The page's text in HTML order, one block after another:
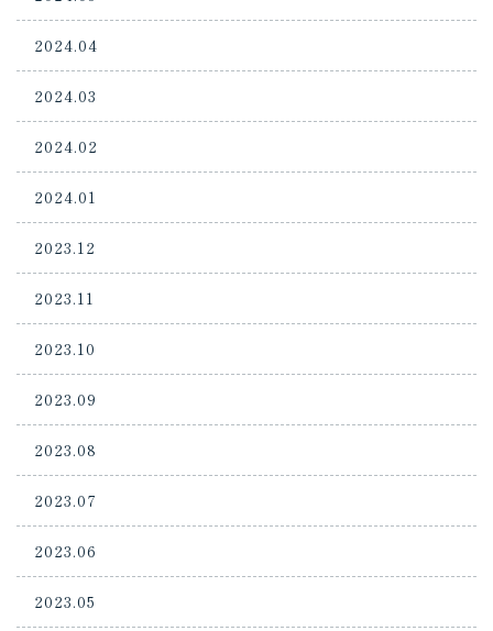
2024.04
2024.03
2024.02
2024.01
2023.12
2023.11
2023.10
2023.09
2023.08
2023.07
2023.06
2023.05